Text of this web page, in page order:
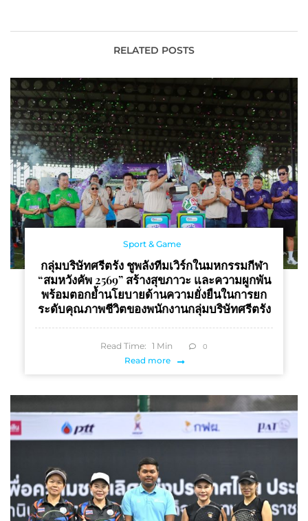
Cake”
พร้อมแชร์วัตถุดิบไฮไลท์สุด
ยูนีค ออกเมนูใหม่ แบบ
อร่อยลงตัว
RELATED POSTS
Sport & Game
กลุ่มบริษัทศรีตรัง ชูพลังทีมเวิร์กในมหกรรมกีฬา
“สมหวังคัพ 2569” สร้างสุขภาวะ และความผูกพัน
พร้อมตอกย้ำนโยบายด้านความยั่งยืนในการยก
ระดับคุณภาพชีวิตของพนักงานกลุ่มบริษัทศรีตรัง
Read Time: 1 Min 0
Read more